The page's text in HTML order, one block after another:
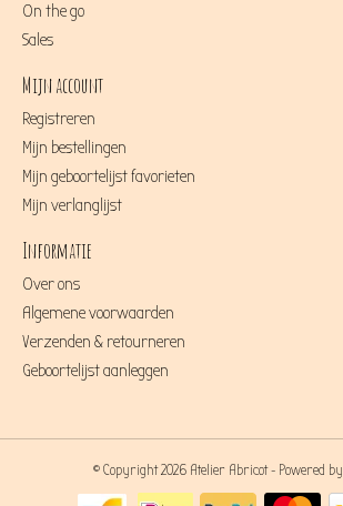
On the go
Sales
Mijn account
Registreren
Mijn bestellingen
Mijn geboortelijst favorieten
Mijn verlanglijst
Informatie
Over ons
Algemene voorwaarden
Verzenden & retourneren
Geboortelijst aanleggen
© Copyright 2026 Atelier Abricot - Powered by